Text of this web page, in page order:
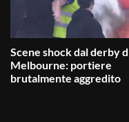
Scene shock dal derby
Melbourne: portiere
brutalmente aggredito